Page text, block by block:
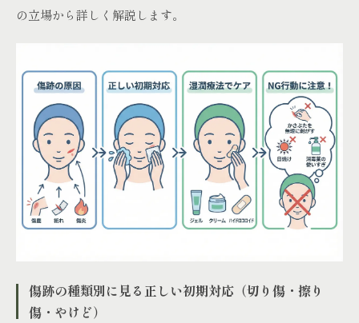
の立場から詳しく解説します。
傷跡の種類別に見る正しい初期対応（切り傷・擦り
傷・やけど）